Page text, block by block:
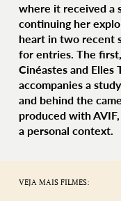
where it received a
continuing her
heart in two recent
for entries. The
Cinéastes and Elles
accompanies a
and behind the
produced with
a personal context.
VEJA MAIS FILMES: